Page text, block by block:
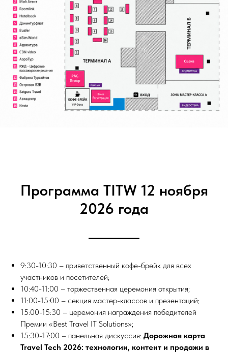
Программа TITW 12 ноября
2026 года
9:30-10:30 – приветственный кофе-брейк для всех
участников и посетителей;
10:40-11:00 – торжественная церемония открытия;
11:00-15:00 – секция мастер-классов и презентаций;
15:00-15:30 – церемония награждения победителей
Премии «Best Travel IT Solutions»;
15:30-17:00 – панельная дискуссия: Дорожная карта
Travel Tech 2026: технологии, контент и продажи в